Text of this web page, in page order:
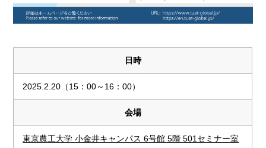
日時
2025.2.20（15：00～16：00）
会場
東京農工大学 小金井キャンパス 6号館 5階 501セミナー室